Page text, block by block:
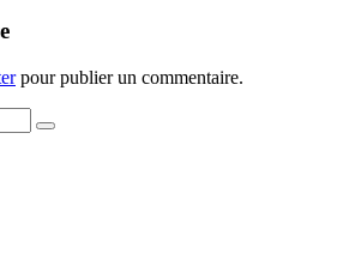
pour publier un commentaire.